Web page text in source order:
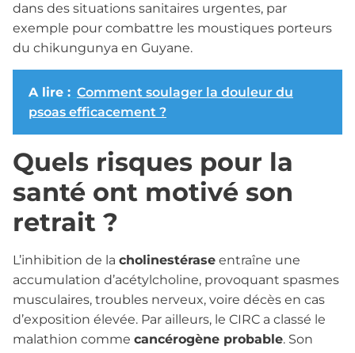
dans des situations sanitaires urgentes, par
exemple pour combattre les moustiques porteurs
du chikungunya en Guyane.
A lire : Comment soulager la douleur du
psoas efficacement ?
Quels risques pour la
santé ont motivé son
retrait ?
L’inhibition de la cholinestérase entraîne une
accumulation d’acétylcholine, provoquant spasmes
musculaires, troubles nerveux, voire décès en cas
d’exposition élevée. Par ailleurs, le CIRC a classé le
malathion comme cancérogène probable. Son